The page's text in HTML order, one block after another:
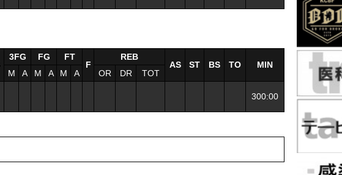
3FG FG
FT
F
REB
AS
ST BS TO
MIN
M
A M A M A OR DR TOT
300:00